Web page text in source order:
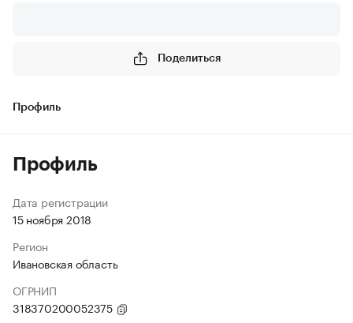
Поделиться
Профиль
Профиль
Дата регистрации
15 ноября 2018
Регион
Ивановская область
ОГРНИП
318370200052375